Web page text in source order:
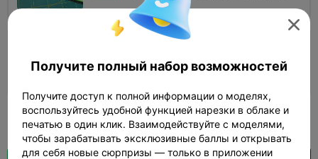
 04h 40m  2 plates  77.22g
Узнать больше

Получите полный набор возможностей
Получите доступ к полной информации о моделях,
воспользуйтесь удобной функцией нарезки в облаке и
печатью в один клик. Взаимодействуйте с моделями,
чтобы зарабатывать эксклюзивные баллы и открывать
для себя новые сюрпризы — только в приложении